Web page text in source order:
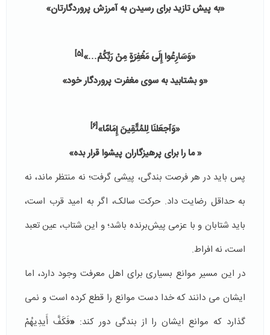
«به پیش تازید براى رسیدن به آمرزش پروردگارتان»
«وَسَارِعُوا إِلَى مَغْفِرَةٍ مِنْ رَبِّكُمْ…»[5]
«و بشتابید به سوی مغفرت پروردگار خود»
«وَٱجعَلنَا لِلمُتَّقِینَ إِمَامًا»[6]
« ما را براى پرهیزگاران پیشوا قرار بده»
پس باید در هر فرصت بندگی، پیشی گرفت؛ نه منتظر ماند، نه
به حداقل رضایت داد. حرکت سالک، اگر به امید قرب است،
باید شتابان و با عزمی پیش‌برنده باشد؛ و این شتاب، عین تعبد
است، نه افراط.
در این مسیر موانع بسیاری برای اهل معرفت وجود دارد، اما
ایشان می دانند که خدا دست موانع را قطع كرده است و نمی
گذارد که موانع ایشان را از بندگی دور كند:«فَكَفَّ أَیدِیهُمْ